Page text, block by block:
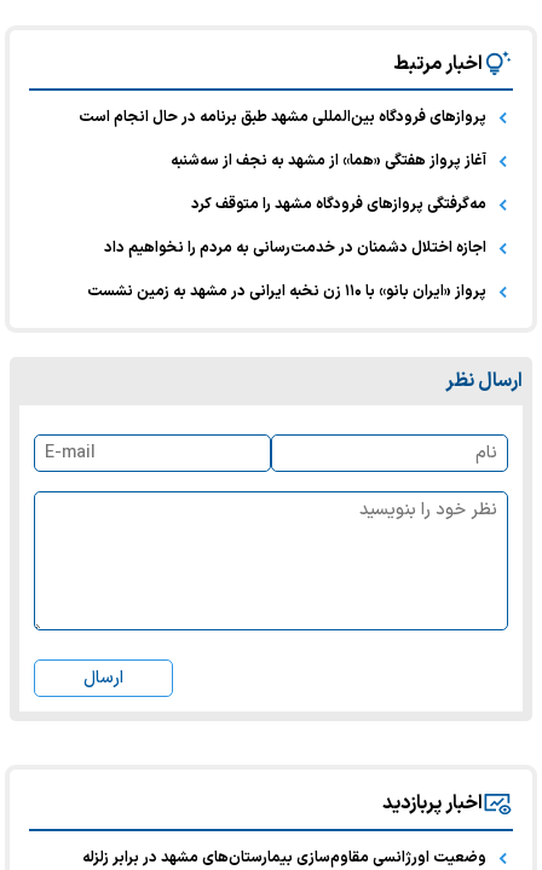
اخبار مرتبط
پروازهای فرودگاه بین‌المللی مشهد طبق برنامه در حال انجام است
آغاز پرواز هفتگی «هما» از مشهد به نجف از سه‌شنبه
مه‌گرفتگی پروازهای فرودگاه مشهد را متوقف کرد
اجازه اختلال دشمنان در خدمت‌رسانی به مردم را نخواهیم داد
پرواز «ایران بانو» با ۱۱۰ زن نخبه ایرانی در مشهد به زمین نشست
ارسال نظر
ارسال
اخبار پربازدید
وضعیت اورژانسی مقاوم‌سازی بیمارستان‌های مشهد در برابر زلزله